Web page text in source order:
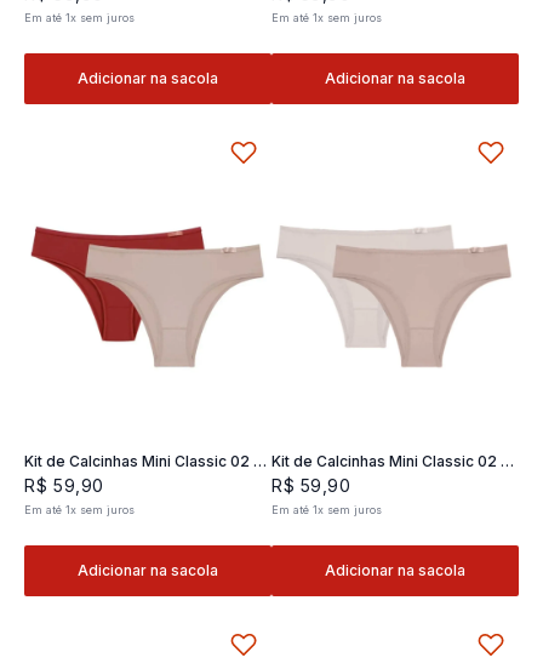
Em até1x sem juros
Adicionar na sacola
Em até 1x sem juros
Adicionar na sacola
Kit de Calcinhas Mini Classic 02 -
2 und
R$ 59 90
Em até1x sem juros
Adicionar na sacola
Kit de Calcinhas Mini Classic 02 -
2 und
R$ 59 ,90
Em até 1x sem juros
Adicionar na sacola